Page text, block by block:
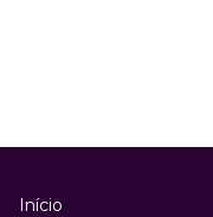
Início